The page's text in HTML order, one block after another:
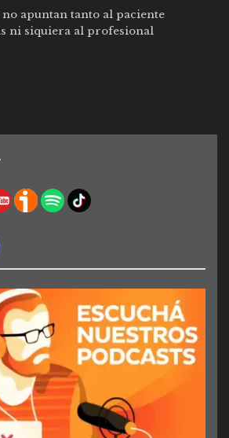
apuntan tanto al paciente
ni siquiera al profesional